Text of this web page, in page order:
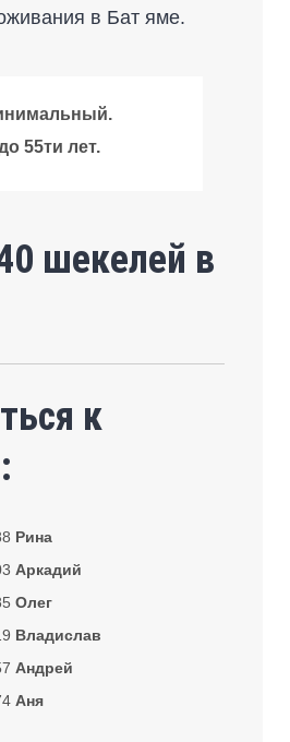
в Бат яме.
55ти лет.
шекелей в
к
Рина
Аркадий
Олег
Владислав
Андрей
Аня